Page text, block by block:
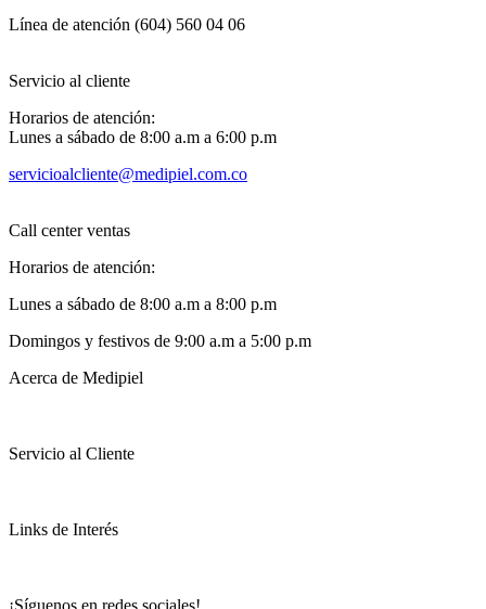
Línea de atención (604) 560 04 06
Servicio al cliente
Horarios de atención:
Lunes a sábado de 8:00 a.m a 6:00 p.m
servicioalcliente@medipiel.com.co
Call center ventas
Horarios de atención:
Lunes a sábado de 8:00 a.m a 8:00 p.m
Domingos y festivos de 9:00 a.m a 5:00 p.m
Acerca de Medipiel
Servicio al Cliente
Links de Interés